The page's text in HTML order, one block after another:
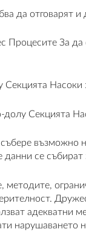
да отговарят
За
Насоки
Секцията
данни се събират